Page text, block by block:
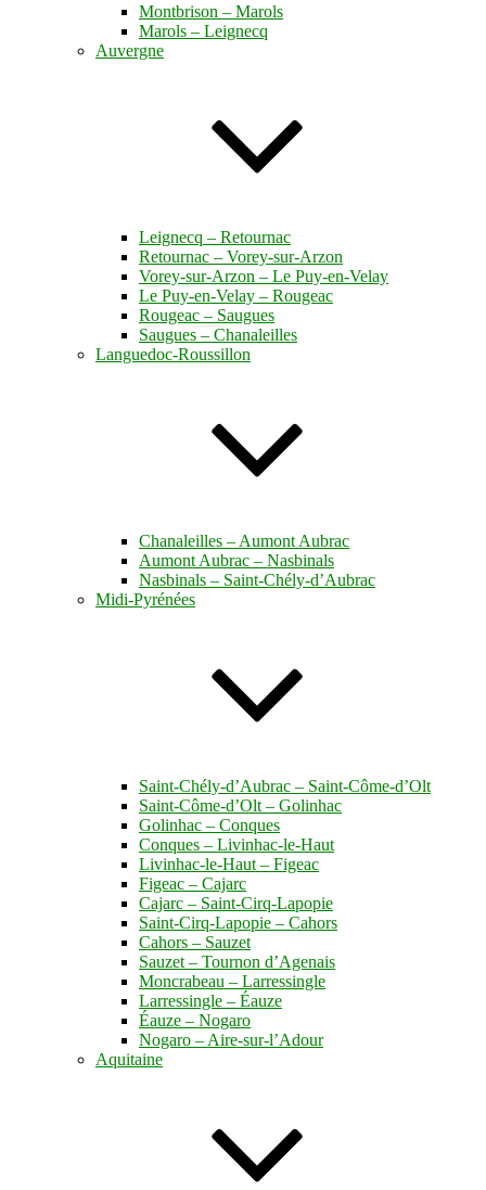
Montbrison – Marols
Marols – Leignecq
Auvergne
Leignecq – Retournac
Retournac – Vorey-sur-Arzon
Vorey-sur-Arzon – Le Puy-en-Velay
Le Puy-en-Velay – Rougeac
Rougeac – Saugues
Saugues – Chanaleilles
Languedoc-Roussillon
Chanaleilles – Aumont Aubrac
Aumont Aubrac – Nasbinals
Nasbinals – Saint-Chély-d’Aubrac
Midi-Pyrénées
Saint-Chély-d’Aubrac – Saint-Côme-d’Olt
Saint-Côme-d’Olt – Golinhac
Golinhac – Conques
Conques – Livinhac-le-Haut
Livinhac-le-Haut – Figeac
Figeac – Cajarc
Cajarc – Saint-Cirq-Lapopie
Saint-Cirq-Lapopie – Cahors
Cahors – Sauzet
Sauzet – Tournon d’Agenais
Moncrabeau – Larressingle
Larressingle – Éauze
Éauze – Nogaro
Nogaro – Aire-sur-l’Adour
Aquitaine